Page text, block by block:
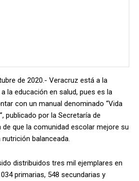
de 2020.- Veracruz está a la
la educación en salud, pues es la
con un manual denominado “Vida
publicado por la Secretaría de
de que la comunidad escolar mejore su
balanceada.
distribuidos tres mil ejemplares en
primarias, 548 secundarias y